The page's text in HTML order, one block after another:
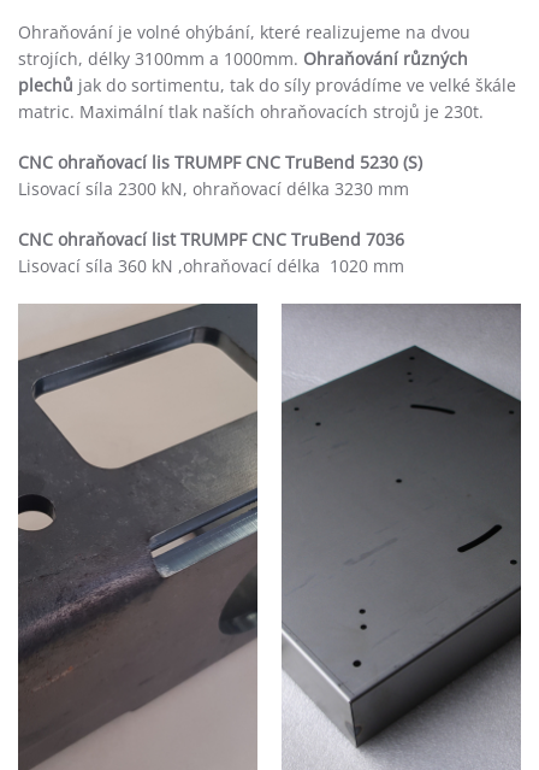
Ohraňování je volné ohýbání, které realizujeme na dvou
strojích, délky 3100mm a 1000mm. Ohraňování různých
plechů jak do sortimentu, tak do síly provádíme ve velké škále
matric. Maximální tlak naších ohraňovacích strojů je 230t.
CNC ohraňovací lis TRUMPF CNC TruBend 5230 (S)
Lisovací síla 2300 kN, ohraňovací délka 3230 mm
CNC ohraňovací list TRUMPF CNC TruBend 7036
Lisovací síla 360 kN ,ohraňovací délka 1020 mm